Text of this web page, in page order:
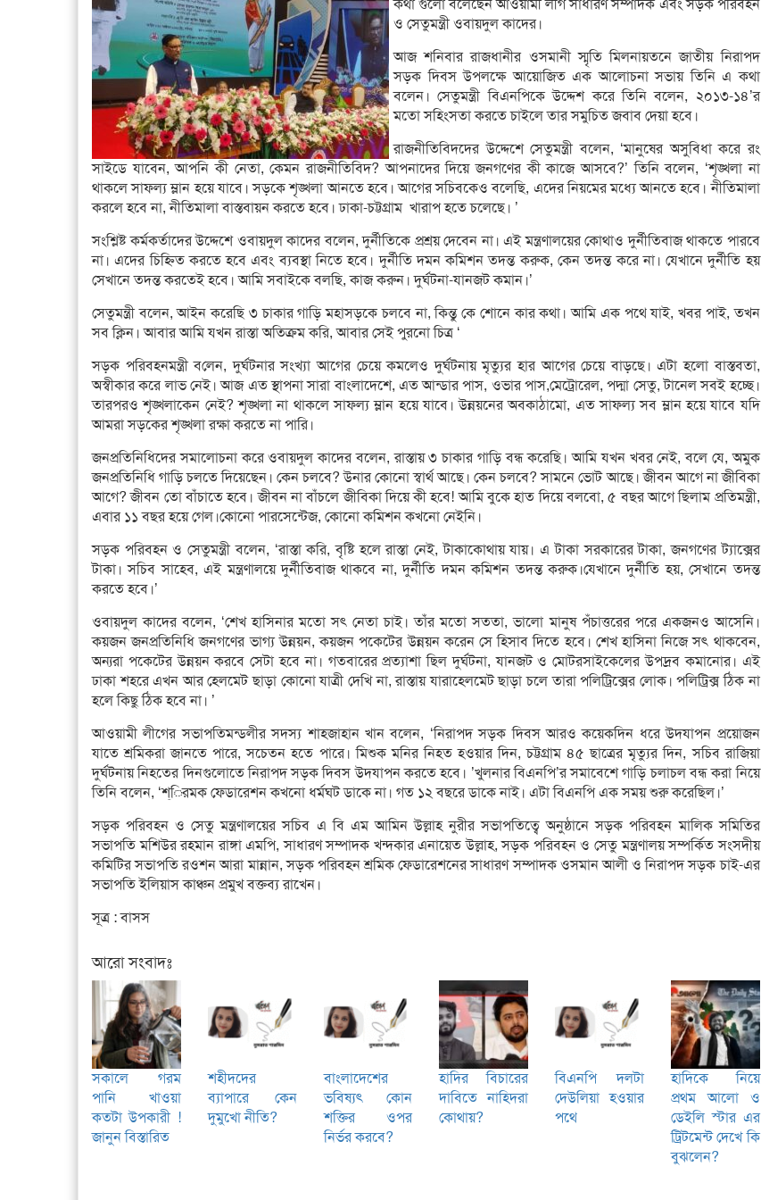
ও সেতুমন্ত্রী ওবায়দুল কাদের।
আজ শনিবার রাজধানীর ওসমানী স্মৃতি মিলনায়তনে জাতীয় নিরাপদ
সড়ক দিবস উপলক্ষে আয়োজিত এক আলোচনা সভায় তিনি এ কথা
বলেন। সেতুমন্ত্রী বিএনপিকে উদ্দেশ করে তিনি বলেন, ২০১৩-১৪’র
মতো সহিংসতা করতে চাইলে তার সমুচিত জবাব দেয়া হবে।
রাজনীতিবিদদের উদ্দেশে সেতুমন্ত্রী বলেন, ‘মানুষের অসুবিধা করে রং
সাইডে যাবেন, আপনি কী নেতা, কেমন রাজনীতিবিদ? আপনাদের দিয়ে জনগণের কী কাজে আসবে?’ তিনি বলেন, ‘শৃঙ্খলা না
থাকলে সাফল্য ম্লান হয়ে যাবে। সড়কে শৃঙ্খলা আনতে হবে। আগের সচিবকেও বলেছি, এদের নিয়মের মধ্যে আনতে হবে। নীতিমালা
করলে হবে না, নীতিমালা বাস্তবায়ন করতে হবে। ঢাকা-চট্টগ্রাম খারাপ হতে চলেছে। ’
সংশ্লিষ্ট কর্মকর্তাদের উদ্দেশে ওবায়দুল কাদের বলেন, দুর্নীতিকে প্রশ্রয় দেবেন না। এই মন্ত্রণালয়ের কোথাও দুর্নীতিবাজ থাকতে পারবে
না। এদের চিহ্নিত করতে হবে এবং ব্যবস্থা নিতে হবে। দুর্নীতি দমন কমিশন তদন্ত করুক, কেন তদন্ত করে না। যেখানে দুর্নীতি হয়
সেখানে তদন্ত করতেই হবে। আমি সবাইকে বলছি, কাজ করুন। দুর্ঘটনা-যানজট কমান।’
সেতুমন্ত্রী বলেন, আইন করেছি ৩ চাকার গাড়ি মহাসড়কে চলবে না, কিন্তু কে শোনে কার কথা। আমি এক পথে যাই, খবর পাই, তখন
সব ক্লিন। আবার আমি যখন রাস্তা অতিক্রম করি, আবার সেই পুরনো চিত্র ‘
সড়ক পরিবহনমন্ত্রী বলেন, দুর্ঘটনার সংখ্যা আগের চেয়ে কমলেও দুর্ঘটনায় মৃত্যুর হার আগের চেয়ে বাড়ছে। এটা হলো বাস্তবতা,
অস্বীকার করে লাভ নেই। আজ এত স্থাপনা সারা বাংলাদেশে, এত আন্ডার পাস, ওভার পাস,মেট্রোরেল, পদ্মা সেতু, টানেল সবই হচ্ছে।
তারপরও শৃঙ্খলাকেন নেই? শৃঙ্খলা না থাকলে সাফল্য ম্লান হয়ে যাবে। উন্নয়নের অবকাঠামো, এত সাফল্য সব ম্লান হয়ে যাবে যদি
আমরা সড়কের শৃঙ্খলা রক্ষা করতে না পারি।
জনপ্রতিনিধিদের সমালোচনা করে ওবায়দুল কাদের বলেন, রাস্তায় ৩ চাকার গাড়ি বন্ধ করেছি। আমি যখন খবর নেই, বলে যে, অমুক
জনপ্রতিনিধি গাড়ি চলতে দিয়েছেন। কেন চলবে? উনার কোনো স্বার্থ আছে। কেন চলবে? সামনে ভোট আছে। জীবন আগে না জীবিকা
আগে? জীবন তো বাঁচাতে হবে। জীবন না বাঁচলে জীবিকা দিয়ে কী হবে! আমি বুকে হাত দিয়ে বলবো, ৫ বছর আগে ছিলাম প্রতিমন্ত্রী,
এবার ১১ বছর হয়ে গেল।কোনো পারসেন্টেজ, কোনো কমিশন কখনো নেইনি।
সড়ক পরিবহন ও সেতুমন্ত্রী বলেন, ‘রাস্তা করি, বৃষ্টি হলে রাস্তা নেই, টাকাকোথায় যায়। এ টাকা সরকারের টাকা, জনগণের ট্যাক্সের
টাকা। সচিব সাহেব, এই মন্ত্রণালয়ে দুর্নীতিবাজ থাকবে না, দুর্নীতি দমন কমিশন তদন্ত করুক।যেখানে দুর্নীতি হয়, সেখানে তদন্ত
করতে হবে।’
ওবায়দুল কাদের বলেন, ‘শেখ হাসিনার মতো সৎ নেতা চাই। তাঁর মতো সততা, ভালো মানুষ পঁচাত্তরের পরে একজনও আসেনি।
কয়জন জনপ্রতিনিধি জনগণের ভাগ্য উন্নয়ন, কয়জন পকেটের উন্নয়ন করেন সে হিসাব দিতে হবে। শেখ হাসিনা নিজে সৎ থাকবেন,
অন্যরা পকেটের উন্নয়ন করবে সেটা হবে না। গতবারের প্রত্যাশা ছিল দুর্ঘটনা, যানজট ও মোটরসাইকেলের উপদ্রব কমানোর। এই
ঢাকা শহরে এখন আর হেলমেট ছাড়া কোনো যাত্রী দেখি না, রাস্তায় যারাহেলমেট ছাড়া চলে তারা পলিট্রিক্সের লোক। পলিট্রিক্স ঠিক না
হলে কিছু ঠিক হবে না। ’
আওয়ামী লীগের সভাপতিমন্ডলীর সদস্য শাহজাহান খান বলেন, ‘নিরাপদ সড়ক দিবস আরও কয়েকদিন ধরে উদযাপন প্রয়োজন
যাতে শ্রমিকরা জানতে পারে, সচেতন হতে পারে। মিশুক মনির নিহত হওয়ার দিন, চট্টগ্রাম ৪৫ ছাত্রের মৃত্যুর দিন, সচিব রাজিয়া
দুর্ঘটনায় নিহতের দিনগুলোতে নিরাপদ সড়ক দিবস উদযাপন করতে হবে। ’খুলনার বিএনপি’র সমাবেশে গাড়ি চলাচল বন্ধ করা নিয়ে
তিনি বলেন, ‘শ্িরমক ফেডারেশন কখনো ধর্মঘট ডাকে না। গত ১২ বছরে ডাকে নাই। এটা বিএনপি এক সময় শুরু করেছিল।’
সড়ক পরিবহন ও সেতু মন্ত্রণালয়ের সচিব এ বি এম আমিন উল্লাহ নুরীর সভাপতিত্বে অনুষ্ঠানে সড়ক পরিবহন মালিক সমিতির
সভাপতি মশিউর রহমান রাঙ্গা এমপি, সাধারণ সম্পাদক খন্দকার এনায়েত উল্লাহ, সড়ক পরিবহন ও সেতু মন্ত্রণালয় সম্পর্কিত সংসদীয়
কমিটির সভাপতি রওশন আরা মান্নান, সড়ক পরিবহন শ্রমিক ফেডারেশনের সাধারণ সম্পাদক ওসমান আলী ও নিরাপদ সড়ক চাই-এর
সভাপতি ইলিয়াস কাঞ্চন প্রমুখ বক্তব্য রাখেন।
সূত্র : বাসস
আরো সংবাদঃ
সকালে গরম
পানি খাওয়া
কতটা উপকারী !
জানুন বিস্তারিত
শহীদদের
ব্যাপারে কেন
দুমুখো নীতি?
বাংলাদেশের
ভবিষ্যৎ কোন
শক্তির ওপর
নির্ভর করবে?
হাদির বিচারের
দাবিতে নাহিদরা
কোথায়?
বিএনপি দলটা
দেউলিয়া হওয়ার
পথে
হাদিকে নিয়ে
প্রথম আলো ও
ডেইলি স্টার এর
ট্রিটমেন্ট দেখে কি
বুঝলেন?